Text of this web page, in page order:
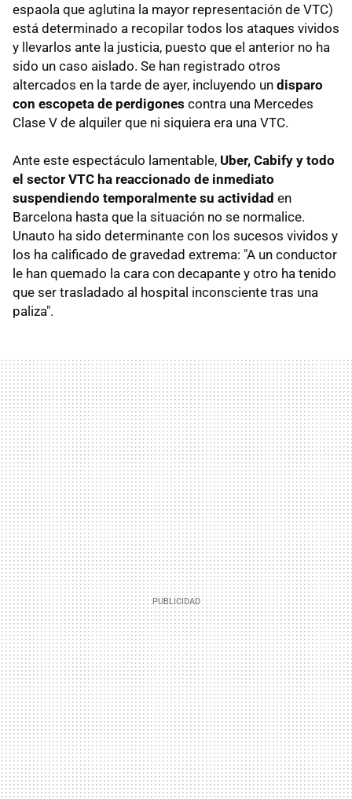
espaola que aglutina la mayor representación de VTC)
está determinado a recopilar todos los ataques vividos
y llevarlos ante la justicia, puesto que el anterior no ha
sido un caso aislado. Se han registrado otros
altercados en la tarde de ayer, incluyendo un disparo
con escopeta de perdigones contra una Mercedes
Clase V de alquiler que ni siquiera era una VTC.
Ante este espectáculo lamentable, Uber, Cabify y todo
el sector VTC ha reaccionado de inmediato
suspendiendo temporalmente su actividad en
Barcelona hasta que la situación no se normalice.
Unauto ha sido determinante con los sucesos vividos y
los ha calificado de gravedad extrema: "A un conductor
le han quemado la cara con decapante y otro ha tenido
que ser trasladado al hospital inconsciente tras una
paliza".